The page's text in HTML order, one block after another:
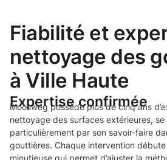
Fiabilité et
nettoyage des
à Ville Haute
Expertise confirmée
Moosweg possède plus de cinq ans
nettoyage des surfaces extérieures,
particulièrement par son savoir-faire
gouttières. Chaque intervention